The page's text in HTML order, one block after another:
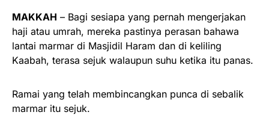
MAKKAH – Bagi sesiapa yang pernah mengerjakan
haji atau umrah, mereka pastinya perasan bahawa
lantai marmar di Masjidil Haram dan di keliling
Kaabah, terasa sejuk walaupun suhu ketika itu panas.
Ramai yang telah membincangkan punca di sebalik
marmar itu sejuk.